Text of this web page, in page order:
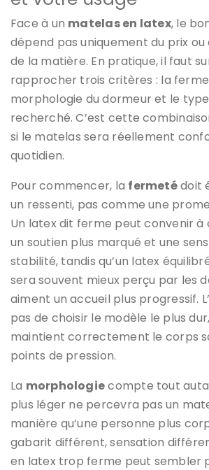
Face à un matelas en latex, le
dépend pas uniquement du prix
de la matière. En pratique, il faut
rapprocher trois critères : la
morphologie du dormeur et le
recherché. C’est cette
si le matelas sera réellement
quotidien.
Pour commencer, la fermetédoit
un ressenti, pas comme une
Un latex dit ferme peut convenir à
un soutien plus marqué et une
stabilité, tandis qu’un latex
sera souvent mieux perçu par les
aiment un accueil plus progressif.
pas de choisir le modèle le plus
maintient correctement le corps
points de pression.
La morphologiecompte tout
plus léger ne percevra pas un
manière qu’une personne plus
gabarit différent, sensation
en latex trop ferme peut sembler